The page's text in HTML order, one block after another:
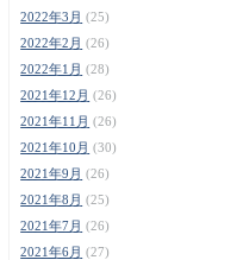
2022年3月 (25)
2022年2月 (26)
2022年1月 (28)
2021年12月 (26)
2021年11月 (26)
2021年10月 (30)
2021年9月 (26)
2021年8月 (25)
2021年7月 (26)
2021年6月 (27)